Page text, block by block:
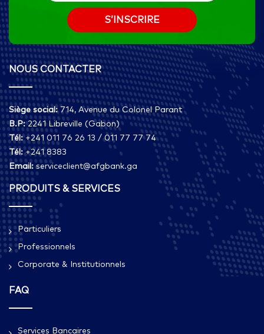
NOUS CONTACTER
Siège social:714, Avenue du Colonel Parant
B.P:2241 Libreville (Gabon)
Tél:+241 011 76 26 13 / 011 77 77 74
Tél:+241 8383
Email: serviceclient@afgbank.ga
PRODUITS & SERVICES
Particuliers
Professionnels
Corporate & Institutionnels
FAQ
Services Bancaires